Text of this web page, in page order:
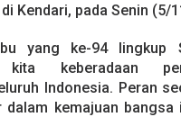
Kendari, pada Senin (5/
yang ke-94 lingkup
kita keberadaan
Indonesia. Peran
dalam kemajuan bangsa